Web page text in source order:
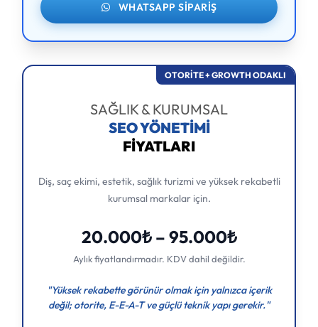
WHATSAPP SIPARIŞ
OTORİTE + GROWTH ODAKLI
SAĞLIK & KURUMSAL
SEO YÖNETİMİ
FİYATLARI
Diş, saç ekimi, estetik, sağlık turizmi ve yüksek rekabetli
kurumsal markalar için.
20.000₺ – 95.000₺
Aylık fiyatlandırmadır. KDV dahil değildir.
"Yüksek rekabette görünür olmak için yalnızca içerik
değil; otorite, E-E-A-T ve güçlü teknik yapı gerekir."